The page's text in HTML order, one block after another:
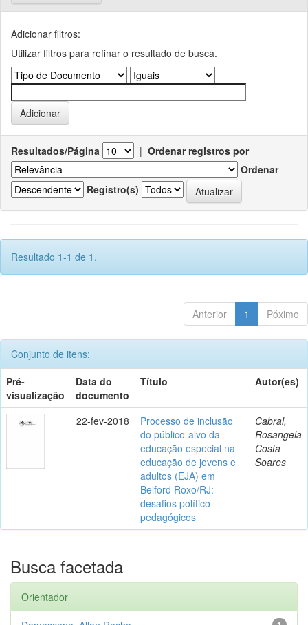
Adicionar filtros:
Utilizar filtros para refinar o resultado de busca.
Resultados/Página | Ordenar registros por
Ordenar
Registro(s)
Resultado 1-1 de 1.
Anterior 1 Póximo
Conjunto de itens:
Pré-
visualização
Data do
documento
Título Autor(es)
22-fev-2018
Processo de inclusão
do público-alvo da
educação especial na
educação de jovens e
adultos (EJA) em
Belford Roxo/RJ:
desafios político-
pedagógicos
Cabral,
Rosangela
Costa
Soares
Busca facetada
Orientador